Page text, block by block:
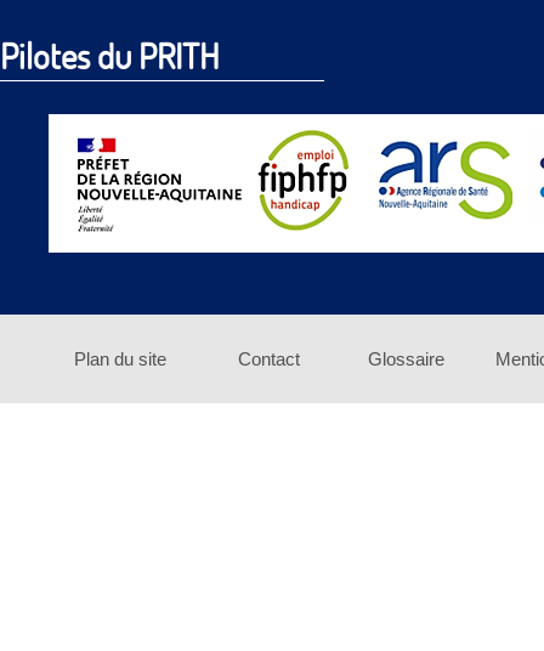
Pilotes du PRITH
Plan du site Contact Glossaire